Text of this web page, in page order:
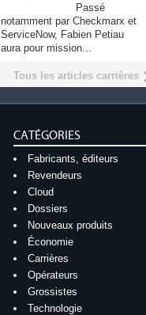
Passé
notamment par Checkmarx et
ServiceNow, Fabien Petiau
aura pour mission...
Tous les articles carrières
CATÉGORIES
Fabricants, éditeurs
Revendeurs
Cloud
Dossiers
Nouveaux produits
Économie
Carrières
Opérateurs
Grossistes
Technologie